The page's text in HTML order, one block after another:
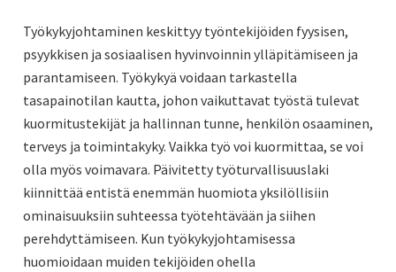
Työkykyjohtaminen keskittyy työntekijöiden fyysisen,
psyykkisen ja sosiaalisen hyvinvoinnin ylläpitämiseen ja
parantamiseen. Työkykyä voidaan tarkastella
tasapainotilan kautta, johon vaikuttavat työstä tulevat
kuormitustekijät ja hallinnan tunne, henkilön osaaminen,
terveys ja toimintakyky. Vaikka työ voi kuormittaa, se voi
olla myös voimavara. Päivitetty työturvallisuuslaki
kiinnittää entistä enemmän huomiota yksilöllisiin
ominaisuuksiin suhteessa työtehtävään ja siihen
perehdyttämiseen. Kun työkykyjohtamisessa
huomioidaan muiden tekijöiden ohella